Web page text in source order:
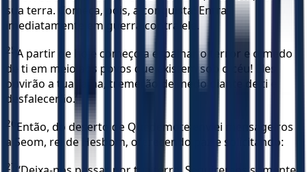
sua terra. Começa, pois, a conquista! Entra
imediatamente em guerra contra ele.
25 A partir de hoje começo a espalhar o terror e o medo
de ti em meio aos povos que existem sob o céu! Eles
ouvirão a tua fama, tremerão de medo diante de ti e
desfalecerão.’
26 Então, do deserto de Quedemote enviei mensageiros
a Seom, rei de Hesbom, oferecendo paz e solicitando:
27